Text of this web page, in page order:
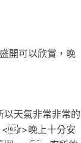
開可以欣賞，晚
天氣非常非常的
<r>晚上十分安